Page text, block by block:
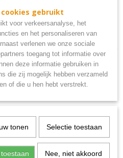
gebruikt
voor verkeersanalyse, het
en het personaliseren van
verlenen we onze sociale
toegang tot informatie over
deze informatie gebruiken in
die zij mogelijk hebben verzameld
of die u hen hebt verstrekt.
tonen Selectie toestaan
Nee, niet akkoord